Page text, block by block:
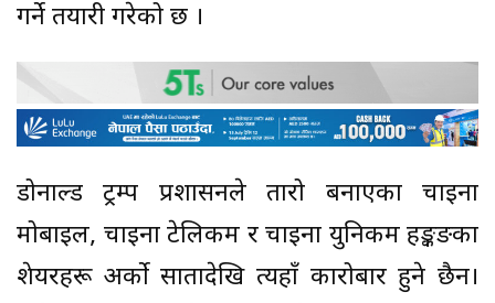
गर्ने तयारी गरेको छ ।
डोनाल्ड ट्रम्प प्रशासनले तारो बनाएका चाइना
मोबाइल, चाइना टेलिकम र चाइना युनिकम हङ्कङका
शेयरहरू अर्को सातादेखि त्यहाँ कारोबार हुने छैन।